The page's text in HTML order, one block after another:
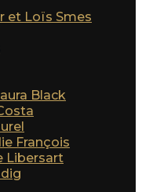
et Loïs Smes
Black
François
Libersart